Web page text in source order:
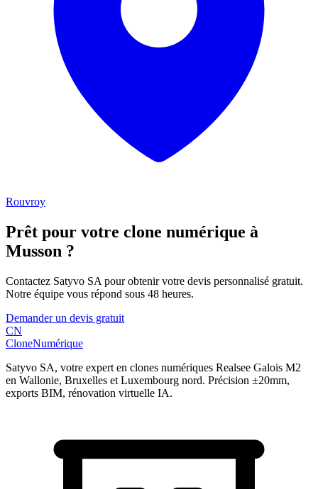
Rouvroy
Prêt pour votre clone numérique à
Musson ?
Contactez Satyvo SA pour obtenir votre devis personnalisé gratuit.
Notre équipe vous répond sous 48 heures.
Demander un devis gratuit
CN
CloneNumérique
Satyvo SA, votre expert en clones numériques Realsee Galois M2
en Wallonie, Bruxelles et Luxembourg nord. Précision ±20mm,
exports BIM, rénovation virtuelle IA.